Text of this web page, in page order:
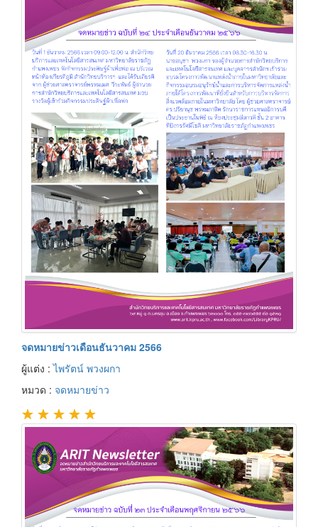
จดหมายข่าวเดือนธันวาคม 2566
ผู้แต่ง :ไพรัตน์ พวงผกา
หมวด : จดหมายข่าว
★ ★ ★ ★ ★